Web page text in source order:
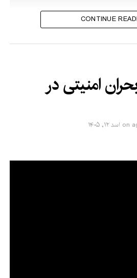
CONTINUE
امنیتی در
on اسد ۱۲, ۱۴۰۵